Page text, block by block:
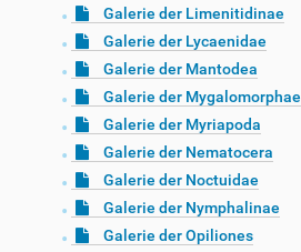
Galerie der Limenitidinae
Galerie der Lycaenidae
Galerie der Mantodea
Galerie der Mygalomorphae
Galerie der Myriapoda
Galerie der Nematocera
Galerie der Noctuidae
Galerie der Nymphalinae
Galerie der Opiliones